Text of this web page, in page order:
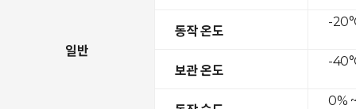
일반
동작 온도
보관 온도
-
-
0%